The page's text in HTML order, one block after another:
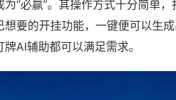
“必赢”。其操作方式十分简单
要的开挂功能，一键便可以生
AI辅助都可以满足需求。